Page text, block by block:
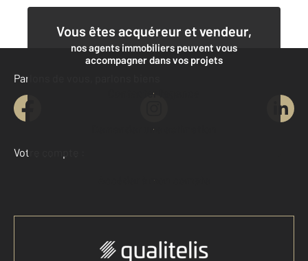
Vous êtes acquéreur et vendeur,
nos agents immobiliers peuvent vous
accompagner dans vos projets
Contacter l'agence
Demander une estimation
Parlons de vous, parlons biens
Votre compte :
Accéder à mon compte